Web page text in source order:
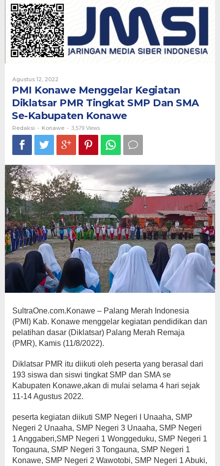
Diklatsar
Tingkat
SMP
Dan
Agustus 12, 2022
PMI Konawe Menggelar Kegiatan
Diklatsar PMR Tingkat SMP Dan SMA
Se-Kabupaten Konawe
Redaksi - Konawe - 3,579 Views
SultraOne.com.Konawe – Palang Merah Indonesia
(PMI) Kab. Konawe menggelar kegiatan pendidikan dan
pelatihan dasar (Diklatsar) Palang Merah Remaja
(PMR), Kamis (11/8/2022).
Diklatsar PMR itu diikuti oleh peserta yang berasal dari
193 siswa dan siswi tingkat SMP dan SMA se
Kabupaten Konawe,akan di mulai selama 4 hari sejak
11-14 Agustus 2022.
peserta kegiatan diikuti SMP Negeri I Unaaha, SMP
Negeri 2 Unaaha, SMP Negeri 3 Unaaha, SMP Negeri
1 Anggaberi,SMP Negeri 1 Wonggeduku, SMP Negeri 1
Tongauna, SMP Negeri 3 Tongauna, SMP Negeri 1
Konawe, SMP Negeri 2 Wawotobi, SMP Negeri 1 Abuki,